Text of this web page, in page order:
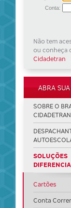
Não tem
ou conheça
Cidadetran
ABRA
SOBRE O
CIDADETRAN
SOLUÇÕES
Cartões
Conta